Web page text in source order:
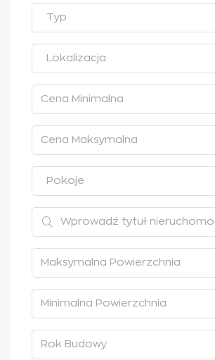
Typ
Lokalizacja
Pokoje